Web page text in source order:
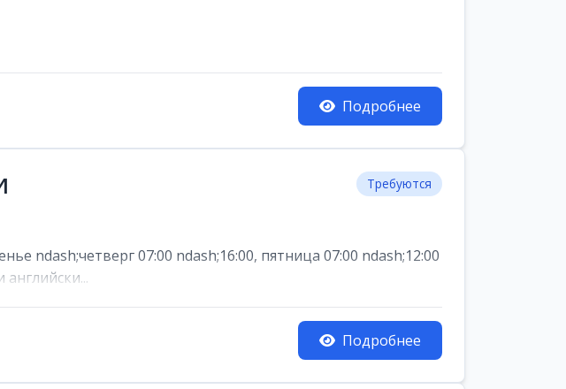
Подробнее
Требуются
ndash;четверг 07:00 ndash;16:00, пятница 07:00 ndash;12:00
Подробнее